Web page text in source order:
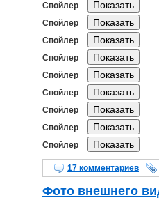
Спойлер
Спойлер
Спойлер
Спойлер
Спойлер
Спойлер
Спойлер
Спойлер
Спойлер
17 комментариев
Фото внешнего